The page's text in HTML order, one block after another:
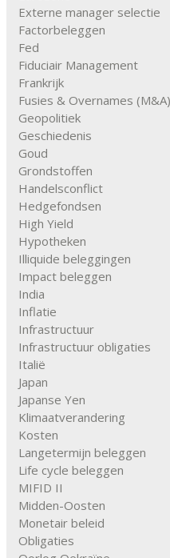
Externe manager selectie
Factorbeleggen
Fed
Fiduciair Management
Frankrijk
Fusies & Overnames (M&A)
Geopolitiek
Geschiedenis
Goud
Grondstoffen
Handelsconflict
Hedgefondsen
High Yield
Hypotheken
Illiquide beleggingen
Impact beleggen
India
Inflatie
Infrastructuur
Infrastructuur obligaties
Italië
Japan
Japanse Yen
Klimaatverandering
Kosten
Langetermijn beleggen
Life cycle beleggen
MIFID II
Midden-Oosten
Monetair beleid
Obligaties